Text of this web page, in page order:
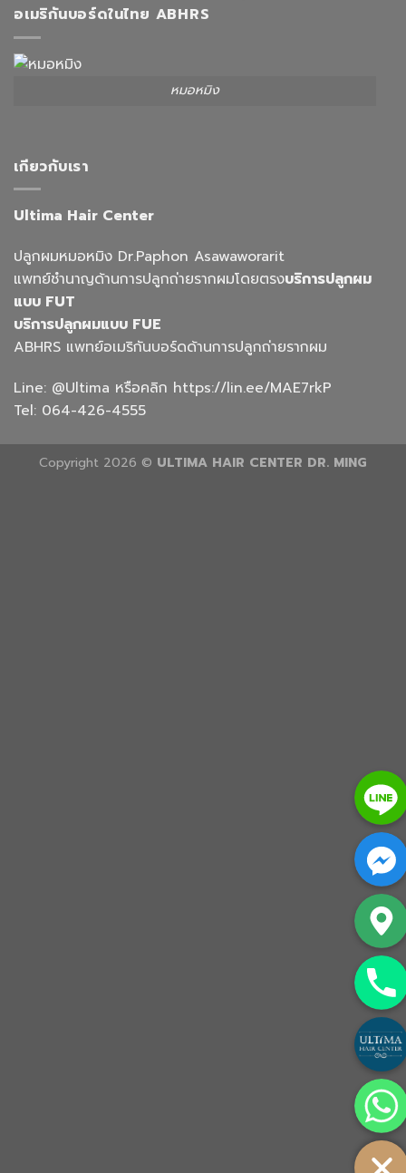
อเมริกันบอร์ดในไทย ABHRS
หมอหมิง
เกียวกับเรา
Ultima Hair Center
ปลูกผมหมอหมิง Dr.Paphon Asawaworarit
แพทย์ชำนาญด้านการปลูกถ่ายรากผมโดยตรงบริการปลูกผม
แบบ FUT
บริการปลูกผมแบบ FUE
ABHRS แพทย์อเมริกันบอร์ดด้านการปลูกถ่ายรากผม
Line: @Ultima หรือคลิก https://lin.ee/MAE7rkP
Tel: 064-426-4555
Copyright 2026 © ULTIMA HAIR CENTER DR. MING
Line
Facebook
Google Map
Phone
Custom Link